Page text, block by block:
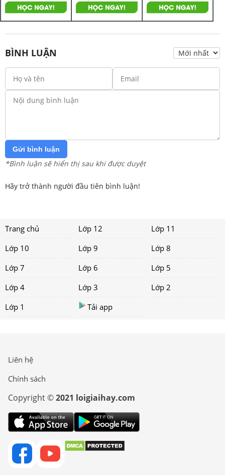
BÌNH LUẬN
Gửi bình luận
*Bình luận sẽ hiển thị sau khi được duyệt
Hãy trở thành người đầu tiên bình luận!
Trang chủ Lớp 12
Lớp 11
Lớp 10
Lớp 9
Lớp 8
Lớp 7
Lớp 6
Lớp 5
Lớp 4
Lớp 3
Lớp 2
Lớp 1
Tải app
Liên hệ
Chính sách
Copyright ©2021 loigiaihay.com